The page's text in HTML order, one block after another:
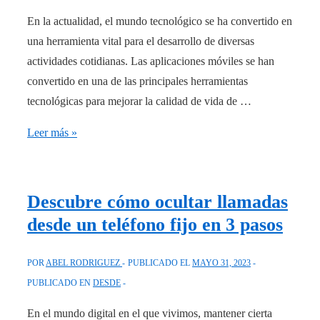
En la actualidad, el mundo tecnológico se ha convertido en
una herramienta vital para el desarrollo de diversas
actividades cotidianas. Las aplicaciones móviles se han
convertido en una de las principales herramientas
tecnológicas para mejorar la calidad de vida de …
Crea
en
minutos
a
Leer más »
Descubre cómo ocultar llamadas
desde un teléfono fijo en 3 pasos
POR ABEL RODRIGUEZ PUBLICADO EL MAYO 31, 2023
PUBLICADO EN DESDE
En el mundo digital en el que vivimos, mantener cierta